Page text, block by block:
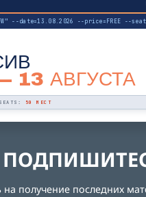
--date=13.08.2026 --price=FREE --
13 АВГУСТА
SEATS: 50 МЕСТ
получение последних